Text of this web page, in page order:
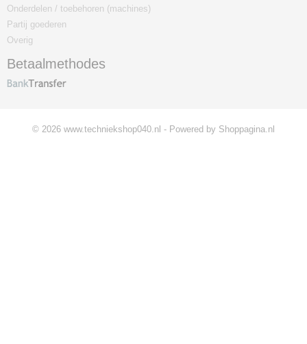
Onderdelen / toebehoren (machines)
Partij goederen
Overig
Betaalmethodes
© 2026 www.techniekshop040.nl - Powered by Shoppagina.nl